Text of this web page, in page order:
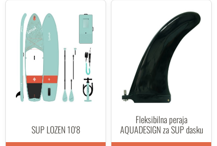
SUP LOZEN 10'8
Fleksibilna peraja
AQUADESIGN za SUP dasku